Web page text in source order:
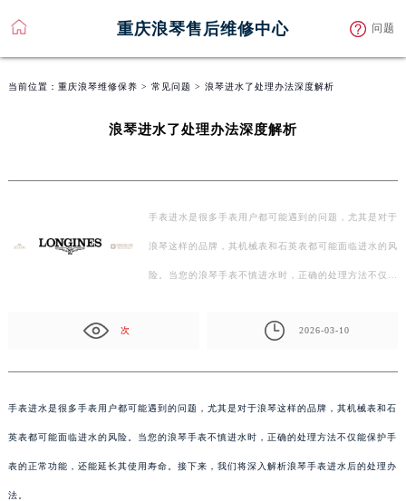
重庆浪琴售后维修中心 问题
当前位置： 重庆浪琴维修保养 > 常见问题 > 浪琴进水了处理办法深度解析
浪琴进水了处理办法深度解析
手表进水是很多手表用户都可能遇到的问题，尤其是对于
浪琴这样的品牌，其机械表和石英表都可能面临进水的风
险。当您的浪琴手表不慎进水时，正确的处理方法不仅…
次 2026-03-10
手表进水是很多手表用户都可能遇到的问题，尤其是对于浪琴这样的品牌，其机械表和石
英表都可能面临进水的风险。当您的浪琴手表不慎进水时，正确的处理方法不仅能保护手
表的正常功能，还能延长其使用寿命。接下来，我们将深入解析浪琴手表进水后的处理办
法。